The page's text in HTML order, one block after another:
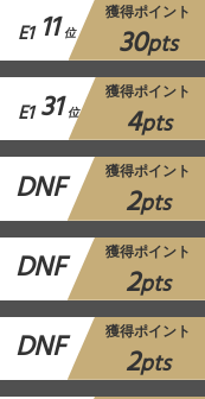
E1 11 位
獲得ポイント
30pts
E1 31 位
獲得ポイント
4pts
DNF 獲得ポイント
2pts
DNF 獲得ポイント
2pts
DNF 獲得ポイント
2pts